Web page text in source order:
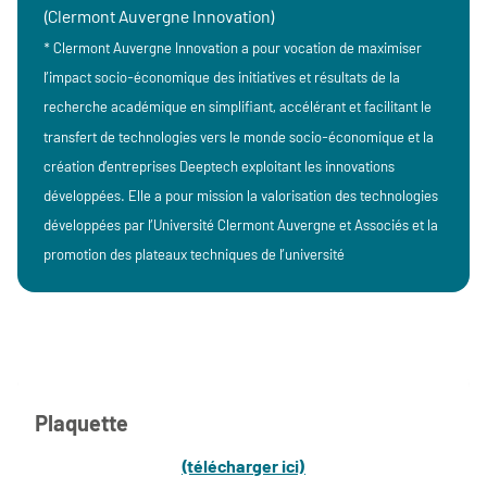
(Clermont Auvergne Innovation)
* Clermont Auvergne Innovation a pour vocation de maximiser
l’impact socio-économique des initiatives et résultats de la
recherche académique en simplifiant, accélérant et facilitant le
transfert de technologies vers le monde socio-économique et la
création d’entreprises Deeptech exploitant les innovations
développées. Elle a pour mission la valorisation des technologies
développées par l’Université Clermont Auvergne et Associés et la
promotion des plateaux techniques de l’université
Plaquette
(télécharger ici)